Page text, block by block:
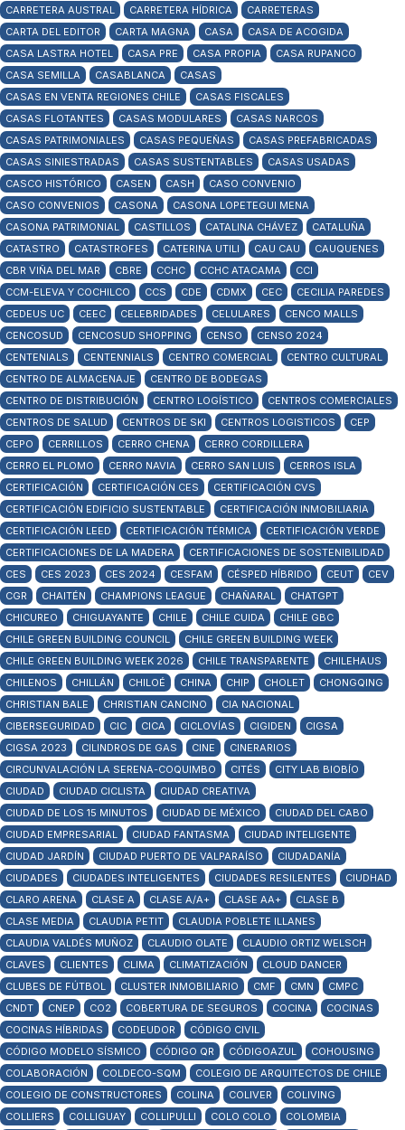
CARRETERA AUSTRAL
CARRETERA HÍDRICA
CARRETERAS
CARTA DEL EDITOR
CARTA MAGNA CASA
CASA DE ACOGIDA
CASA LASTRA HOTEL
CASA PRE CASA PROPIA
CASA RUPANCO
CASA SEMILLA
CASABLANCA
CASAS
CASAS EN VENTA REGIONES CHILE
CASAS FISCALES
CASAS FLOTANTES
CASAS MODULARES
CASAS NARCOS
CASAS PATRIMONIALES
CASAS PEQUEÑAS
CASAS PREFABRICADAS
CASAS SINIESTRADAS
CASAS SUSTENTABLES
CASAS USADAS
CASCO HISTÓRICO
CASEN CASH
CASO CONVENIO
CASO CONVENIOS
CASONA
CASONA LOPETEGUI MENA
CASONA PATRIMONIAL
CASTILLOS CATALINA CHÁVEZ
CATALUÑA
CATASTRO
CATASTROFES CATERINA UTILI CAU CAU
CAUQUENES
CBR VIÑA DEL MAR
CBRE CCHC CCHC ATACAMA
CCI
CCM-ELEVA Y COCHILCO
CCS CDE CDMX CEC
CECILIA PAREDES
CEDEUS UC
CEEC CELEBRIDADES CELULARES
CENCO MALLS
CENCOSUD
CENCOSUD SHOPPING CENSO
CENSO 2024
CENTENIALS
CENTENNIALS CENTRO COMERCIAL
CENTRO CULTURAL
CENTRO DE ALMACENAJE
CENTRO DE BODEGAS
CENTRO DE DISTRIBUCIÓN
CENTRO LOGÍSTICO
CENTROS COMERCIALES
CENTROS DE SALUD
CENTROS DE SKI CENTROS LOGISTICOS
CEP
CEPO
CERRILLOS CERRO CHENA
CERRO CORDILLERA
CERRO EL PLOMO
CERRO NAVIA CERRO SAN LUIS
CERROS ISLA
CERTIFICACIÓN
CERTIFICACIÓN CES
CERTIFICACIÓN CVS
CERTIFICACIÓN EDIFICIO SUSTENTABLE
CERTIFICACIÓN INMOBILIARIA
CERTIFICACIÓN LEED
CERTIFICACIÓN TÉRMICA
CERTIFICACIÓN VERDE
CERTIFICACIONES DE LA MADERA
CERTIFICACIONES DE SOSTENIBILIDAD
CES
CES 2023 CES 2024 CESFAM CÉSPED HÍBRIDO CEUT
CEV
CGR
CHAITÉN CHAMPIONS LEAGUE CHAÑARAL
CHATGPT
CHICUREO
CHIGUAYANTE CHILE CHILE CUIDA
CHILE GBC
CHILE GREEN BUILDING COUNCIL
CHILE GREEN BUILDING WEEK
CHILE GREEN BUILDING WEEK 2026
CHILE TRANSPARENTE
CHILEHAUS
CHILENOS
CHILLÁN CHILOÉ CHINA CHIP CHOLET
CHONGQING
CHRISTIAN BALE
CHRISTIAN CANCINO
CIA NACIONAL
CIBERSEGURIDAD
CIC CICA CICLOVÍAS CIGIDEN
CIGSA
CIGSA 2023
CILINDROS DE GAS CINE
CINERARIOS
CIRCUNVALACIÓN LA SERENA-COQUIMBO
CITÉS
CITY LAB BIOBÍO
CIUDAD
CIUDAD CICLISTA
CIUDAD CREATIVA
CIUDAD DE LOS 15 MINUTOS
CIUDAD DE MÉXICO
CIUDAD DEL CABO
CIUDAD EMPRESARIAL
CIUDAD FANTASMA
CIUDAD INTELIGENTE
CIUDAD JARDÍN
CIUDAD PUERTO DE VALPARAÍSO
CIUDADANÍA
CIUDADES
CIUDADES INTELIGENTES CIUDADES RESILENTES
CIUDHAD
CLARO ARENA
CLASE A CLASE A/A+ CLASE AA+
CLASE B
CLASE MEDIA
CLAUDIA PETIT
CLAUDIA POBLETE ILLANES
CLAUDIA VALDÉS MUÑOZ
CLAUDIO OLATE
CLAUDIO ORTIZ WELSCH
CLAVES
CLIENTES CLIMA CLIMATIZACIÓN
CLOUD DANCER
CLUBES DE FÚTBOL
CLUSTER INMOBILIARIO CMF CMN
CMPC
CNDT
CNEP CO2 COBERTURA DE SEGUROS COCINA
COCINAS
COCINAS HÍBRIDAS
CODEUDOR
CÓDIGO CIVIL
CÓDIGO MODELO SÍSMICO
CÓDIGO QR CÓDIGOAZUL
COHOUSING
COLABORACIÓN
COLDECO-SQM
COLEGIO DE ARQUITECTOS DE CHILE
COLEGIO DE CONSTRUCTORES
COLINA COLIVER
COLIVING
COLLIERS
COLLIGUAY COLLIPULLI COLO COLO
COLOMBIA